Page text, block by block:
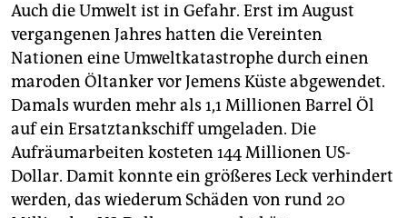
Auch die Umwelt ist in Gefahr. Erst im August
vergangenen Jahres hatten die Vereinten
Nationen eine Umweltkatastrophe durch einen
maroden Öltanker vor Jemens Küste abgewendet.
Damals wurden mehr als 1,1 Millionen Barrel Öl
auf ein Ersatztankschiff umgeladen. Die
Aufräumarbeiten kosteten 144 Millionen US-
Dollar. Damit konnte ein größeres Leck verhindert
werden, das wiederum Schäden von rund 20